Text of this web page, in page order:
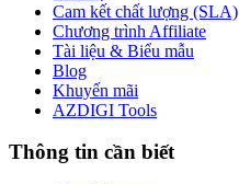
Cam kết chất lượng (SLA)
Chương trình Affiliate
Tài liệu & Biểu mẫu
Blog
Khuyến mãi
AZDIGI Tools
Thông tin cần biết